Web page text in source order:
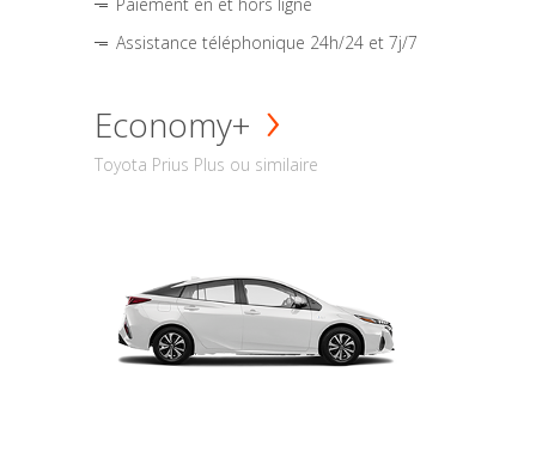
Assistance téléphonique 24h/24 et 7j/7
Economy+
Toyota Prius Plus ou similaire